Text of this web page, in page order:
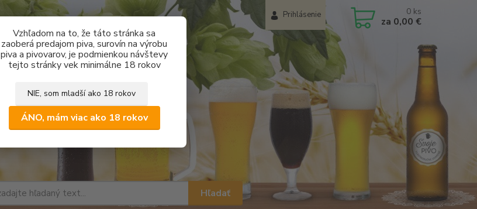
Vzhľadom na to, že táto stránka sa
zaoberá predajom piva, surovín na výrobu
piva a pivovarov, je podmienkou návštevy
tejto stránky vek minimálne 18 rokov
NIE, som mladší ako 18 rokov
ÁNO, mám viac ako 18 rokov
Prihlásenie
Hľadať
0 ks
za 0,00 €